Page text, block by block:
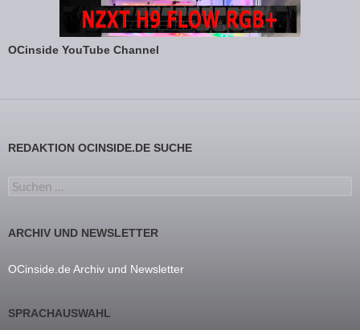
OCinside YouTube Channel
REDAKTION OCINSIDE.DE SUCHE
Suchen nach:
ARCHIV UND NEWSLETTER
OCinside.de Archiv und Newsletter
SPRACHAUSWAHL